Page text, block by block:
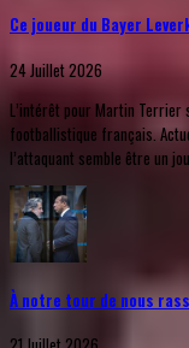
Ce joueur du Bayer
24 Juillet 2026
L’intérêt pour Martin Terrier
footballistique français.
l’attaquant semble être un
À notre tour de nous